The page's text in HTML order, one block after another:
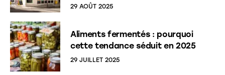
29 AOÛT 2025
Aliments fermentés : pourquoi
cette tendance séduit en 2025
29 JUILLET 2025